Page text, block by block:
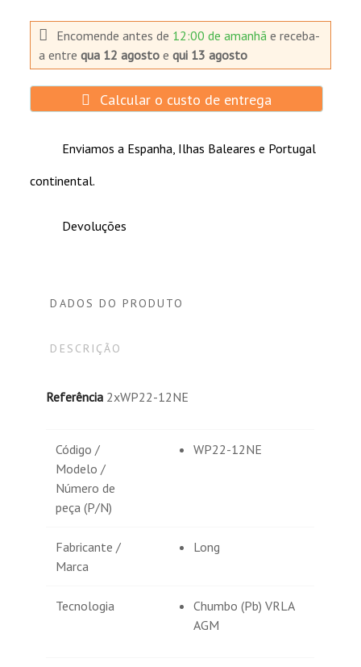
Encomende antes de 12:00 de amanhãe receba-
aentrequa 12 agosto equi 13 agosto
Calcular o custo de entrega
Enviamos a Espanha, Ilhas Baleares e Portugal
continental.
Devoluções
DADOS DO PRODUTO
DESCRIÇÃO
Referência 2xWP22-12NE
Código /
Modelo /
Número de
peça (P/N)
WP22-12NE
Fabricante /
Marca
Long
Tecnologia
Chumbo (Pb) VRLA
AGM